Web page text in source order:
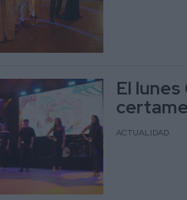
El
ACTUALIDAD